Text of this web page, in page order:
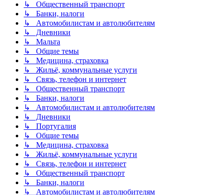
↳ Общественный транспорт
↳ Банки, налоги
↳ Автомобилистам и автолюбителям
↳ Дневники
↳ Мальта
↳ Общие темы
↳ Медицина, страховка
↳ Жильё, коммунальные услуги
↳ Связь, телефон и интернет
↳ Общественный транспорт
↳ Банки, налоги
↳ Автомобилистам и автолюбителям
↳ Дневники
↳ Португалия
↳ Общие темы
↳ Медицина, страховка
↳ Жильё, коммунальные услуги
↳ Связь, телефон и интернет
↳ Общественный транспорт
↳ Банки, налоги
↳ Автомобилистам и автолюбителям